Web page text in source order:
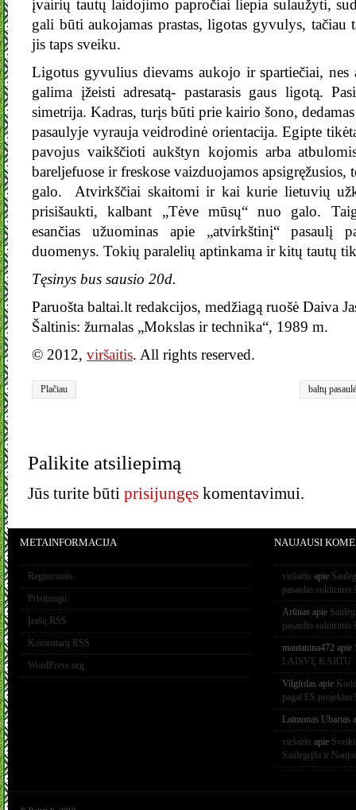
įvairių tautų laidojimo papročiai liepia sulaužyti,
gali būti aukojamas prastas, ligotas gyvulys, tačiau
jis taps sveiku.
Ligotus gyvulius dievams aukojo ir spartiečiai,
galima įžeisti adresatą- pastarasis gaus ligotą.
simetrija. Kadras, turįs būti prie kairio šono,
pasaulyje vyrauja veidrodinė orientacija. Egipte
pavojus vaikščioti aukštyn kojomis arba
bareljefuose ir freskose vaizduojamos
galo. Atvirkščiai skaitomi ir kai kurie lietuvių
prisišaukti, kalbant „Tėve mūsų“ nuo galo.
esančias užuominas apie „atvirkštinį“ pasaulį
duomenys. Tokių paralelių aptinkama ir kitų tautų
Tęsinys bus sausio 20d.
Paruošta baltai.lt redakcijos, medžiagą ruošė Daiva
Šaltinis: žurnalas „Mokslas ir technika“, 1989 m.
© 2012, viršaitis. All rights reserved.
Plačiau
baltų
Palikite atsiliepimą
Jūs turite būti prisijungęs komentavimui.
METAINFORMACIJA
Registruotis
Prisijungti
Įrašų RSS
Komentarų RSS
WordPress.org
NAUJAUSI
viršaitis apie
pasaulio sukūrimo
Arūnas apie
pasaulio sukūrimo
mantanina472 apie
LAISVĘ KARTU
Vilgirdas apie
pagal ES projektus?
Laimonas Ubartas
viršaitis apie
Saulėgrįža ir